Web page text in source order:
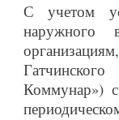
С учетом
наружного
Коммунар»)